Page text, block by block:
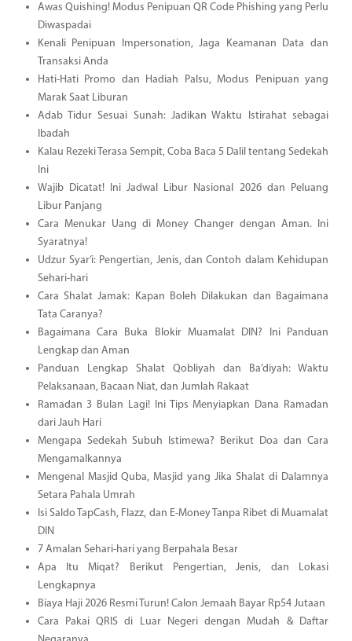
Awas Quishing! Modus Penipuan QR Code Phishing yang Perlu
Diwaspadai
Kenali Penipuan Impersonation, Jaga Keamanan Data dan
Transaksi Anda
Hati-Hati Promo dan Hadiah Palsu, Modus Penipuan yang
Marak Saat Liburan
Adab Tidur Sesuai Sunah: Jadikan Waktu Istirahat sebagai
Ibadah
Kalau Rezeki Terasa Sempit, Coba Baca 5 Dalil tentang Sedekah
Ini
Wajib Dicatat! Ini Jadwal Libur Nasional 2026 dan Peluang
Libur Panjang
Cara Menukar Uang di Money Changer dengan Aman. Ini
Syaratnya!
Udzur Syar’i: Pengertian, Jenis, dan Contoh dalam Kehidupan
Sehari-hari
Cara Shalat Jamak: Kapan Boleh Dilakukan dan Bagaimana
Tata Caranya?
Bagaimana Cara Buka Blokir Muamalat DIN? Ini Panduan
Lengkap dan Aman
Panduan Lengkap Shalat Qobliyah dan Ba’diyah: Waktu
Pelaksanaan, Bacaan Niat, dan Jumlah Rakaat
Ramadan 3 Bulan Lagi! Ini Tips Menyiapkan Dana Ramadan
dari Jauh Hari
Mengapa Sedekah Subuh Istimewa? Berikut Doa dan Cara
Mengamalkannya
Mengenal Masjid Quba, Masjid yang Jika Shalat di Dalamnya
Setara Pahala Umrah
Isi Saldo TapCash, Flazz, dan E-Money Tanpa Ribet di Muamalat
DIN
7 Amalan Sehari-hari yang Berpahala Besar
Apa Itu Miqat? Berikut Pengertian, Jenis, dan Lokasi
Lengkapnya
Biaya Haji 2026 Resmi Turun! Calon Jemaah Bayar Rp54 Jutaan
Cara Pakai QRIS di Luar Negeri dengan Mudah & Daftar